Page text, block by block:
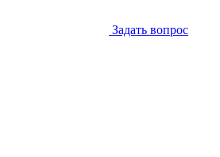
Задать вопрос